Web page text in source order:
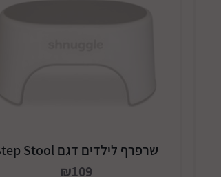
שרפרף לילדים דגם Step Stool
₪109